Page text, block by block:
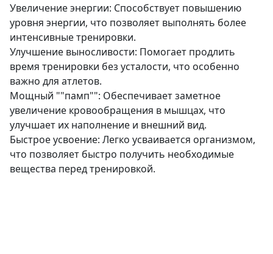
Увеличение энергии: Способствует повышению
уровня энергии, что позволяет выполнять более
интенсивные тренировки.
Улучшение выносливости: Помогает продлить
время тренировки без усталости, что особенно
важно для атлетов.
Мощный ""памп"": Обеспечивает заметное
увеличение кровообращения в мышцах, что
улучшает их наполнение и внешний вид.
Быстрое усвоение: Легко усваивается организмом,
что позволяет быстро получить необходимые
вещества перед тренировкой.